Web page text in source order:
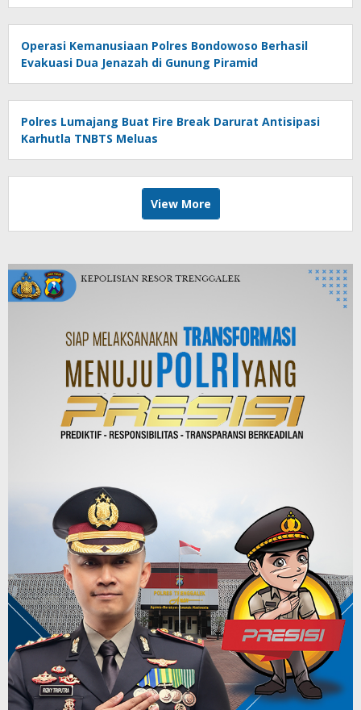
Operasi Kemanusiaan Polres Bondowoso Berhasil
Evakuasi Dua Jenazah di Gunung Piramid
Polres Lumajang Buat Fire Break Darurat Antisipasi
Karhutla TNBTS Meluas
View More